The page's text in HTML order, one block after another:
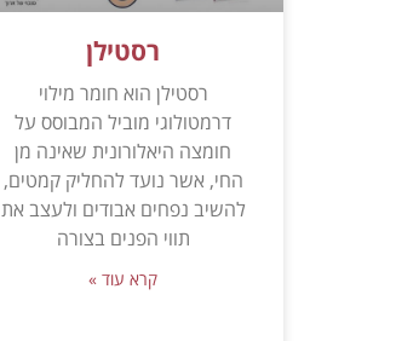
רסטילן
רסטילן הוא חומר מילוי
דרמטולוגי מוביל המבוסס על
חומצה היאלורונית שאינה מן
החי, אשר נועד להחליק קמטים,
להשיב נפחים אבודים ולעצב את
תווי הפנים בצורה
קרא עוד »